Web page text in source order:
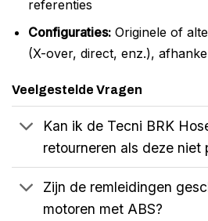
referenties
Configuraties:Originele of
(X-over, direct, enz.),
Veelgestelde Vragen
Kan ik de Tecni BRK
retourneren als deze niet
Zijn de remleidingen
motoren met ABS?